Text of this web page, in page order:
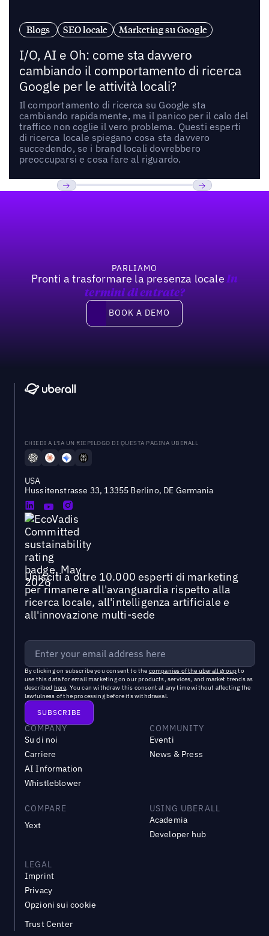
Blogs SEO locale Marketing su Google
I/O, AI e Oh: come sta davvero
cambiando il comportamento di ricerca
Google per le attività locali?
Il comportamento di ricerca su Google sta
cambiando rapidamente, ma il panico per il calo del
traffico non coglie il vero problema. Questi esperti
di ricerca locale spiegano cosa sta davvero
succedendo, se i brand locali dovrebbero
preoccuparsi e cosa fare al riguardo.
PARLIAMO
Pronti a trasformare la presenza locale In
termini di entrate?
Book a demo
BOOK A DEMO
CHIEDI A L'IA UN RIEPILOGO DI QUESTA PAGINA UBERALL
USA
Hussitenstrasse 33, 13355 Berlino, DE Germania
Unisciti a oltre 10.000 esperti di marketing
per rimanere all'avanguardia rispetto alla
ricerca locale, all'intelligenza artificiale e
all'innovazione multi-sede
By clicking on subscribe you consent to the companies of the uberall groupto
use this data for email marketing on our products, services, and market trends as
described here. You can withdraw this consent at any time without affecting the
lawfulness of the processing before its withdrawal.
COMPANY
Su di noi
Carriere
AI Information
Whistleblower
COMMUNITY
Eventi
News & Press
COMPARE
Yext
USING UBERALL
Academia
Developer hub
LEGAL
Imprint
Privacy
Opzioni sui cookie
Trust Center